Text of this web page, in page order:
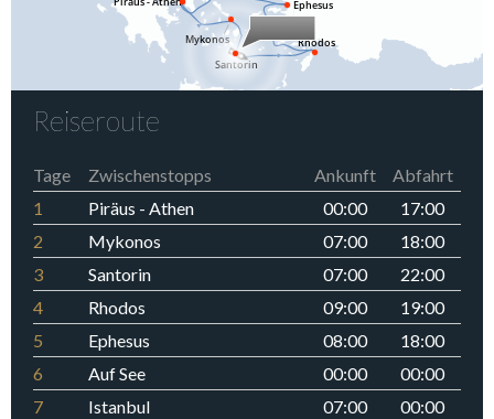
Reiseroute
Tage Zwischenstopps Ankunft
Abfahrt
1
Piräus - Athen 00:00
17:00
2
Mykonos 07:00
18:00
3
Santorin 07:00
22:00
4
Rhodos 09:00
19:00
5
Ephesus 08:00
18:00
6
Auf See 00:00
00:00
7
Istanbul 07:00
00:00